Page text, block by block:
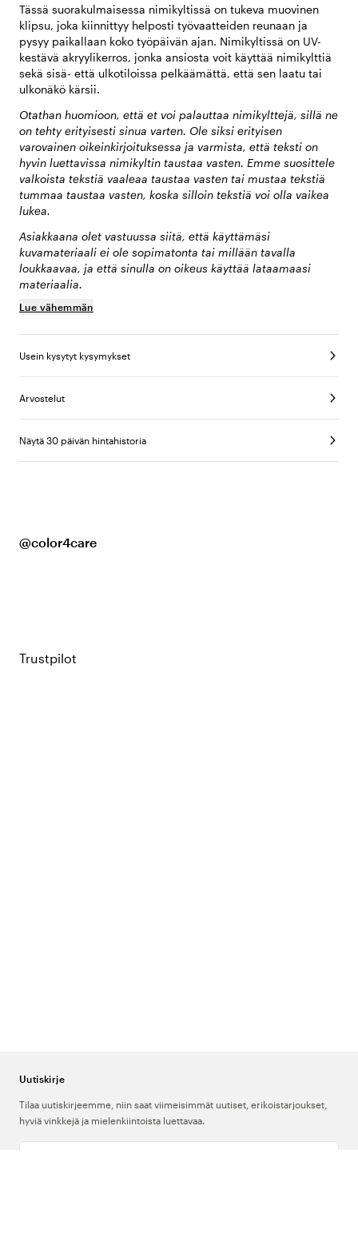
Tässä suorakulmaisessa nimikyltissä on tukeva muovinen
klipsu, joka kiinnittyy helposti työvaatteiden reunaan ja
pysyy paikallaan koko työpäivän ajan. Nimikyltissä on UV-
kestävä akryylikerros, jonka ansiosta voit käyttää nimikylttiä
sekä sisä- että ulkotiloissa pelkäämättä, että sen laatu tai
ulkonäkö kärsii.
Otathan huomioon, että et voi palauttaa nimikylttejä, sillä ne
on tehty erityisesti sinua varten. Ole siksi erityisen
varovainen oikeinkirjoituksessa ja varmista, että teksti on
hyvin luettavissa nimikyltin taustaa vasten. Emme suosittele
valkoista tekstiä vaaleaa taustaa vasten tai mustaa tekstiä
tummaa taustaa vasten, koska silloin tekstiä voi olla vaikea
lukea.
Asiakkaana olet vastuussa siitä, että käyttämäsi
kuvamateriaali ei ole sopimatonta tai millään tavalla
loukkaavaa, ja että sinulla on oikeus käyttää lataamaasi
materiaalia.
Lue vähemmän
Usein kysytyt kysymykset
Arvostelut
Näytä 30 päivän hintahistoria
@color4care
Trustpilot
Uutiskirje
Tilaa uutiskirjeemme, niin saat viimeisimmät uutiset, erikoistarjoukset,
hyviä vinkkejä ja mielenkiintoista luettavaa.
Kirjoita sähköpostiosoitteesi